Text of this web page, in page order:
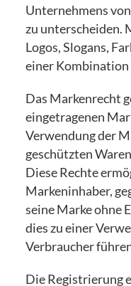
Unternehmens
zu unterscheiden.
Logos, Slogans,
einer Kombination
Das Markenrecht
eingetragenen
Verwendung der
geschützten
Diese Rechte
Markeninhaber,
seine Marke ohne
dies zu einer
Verbraucher
Die Registrierung